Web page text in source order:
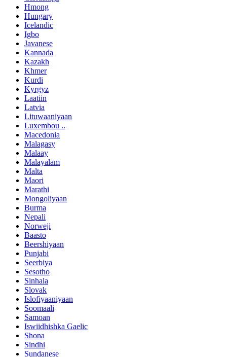
Hmong
Hungary
Icelandic
Igbo
Javanese
Kannada
Kazakh
Khmer
Kurdi
Kyrgyz
Laatiin
Latvia
Lituwaaniyaan
Luxembou ..
Macedonia
Malagasy
Malaay
Malayalam
Malta
Maori
Marathi
Mongoliyaan
Burma
Nepali
Norweji
Baasto
Beershiyaan
Punjabi
Seerbiya
Sesotho
Sinhala
Slovak
Islofiyaaniyaan
Soomaali
Samoan
Iswiidhishka Gaelic
Shona
Sindhi
Sundanese